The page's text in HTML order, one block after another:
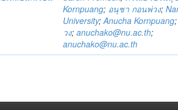
Kornpuang; อนุชา กอนพ่วง;
University;Anucha Kornpuang;
วง;anuchako@nu.ac.th;
anuchako@nu.ac.th